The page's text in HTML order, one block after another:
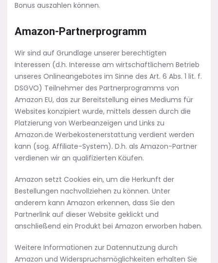
Bonus auszahlen können.
Amazon-Partnerprogramm
Wir sind auf Grundlage unserer berechtigten
Interessen (d.h. Interesse am wirtschaftlichem Betrieb
unseres Onlineangebotes im Sinne des Art. 6 Abs. 1 lit. f.
DSGVO) Teilnehmer des Partnerprogramms von
Amazon EU, das zur Bereitstellung eines Mediums für
Websites konzipiert wurde, mittels dessen durch die
Platzierung von Werbeanzeigen und Links zu
Amazon.de Werbekostenerstattung verdient werden
kann (sog. Affiliate-System). D.h. als Amazon-Partner
verdienen wir an qualifizierten Käufen.
Amazon setzt Cookies ein, um die Herkunft der
Bestellungen nachvollziehen zu können. Unter
anderem kann Amazon erkennen, dass Sie den
Partnerlink auf dieser Website geklickt und
anschließend ein Produkt bei Amazon erworben haben.
Weitere Informationen zur Datennutzung durch
Amazon und Widerspruchsmöglichkeiten erhalten Sie